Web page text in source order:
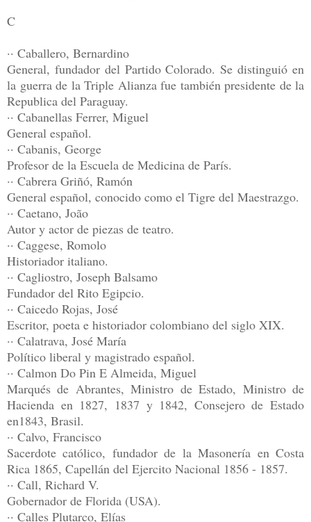
C
·· Caballero, Bernardino
General, fundador del Partido Colorado. Se distinguió en
la guerra de la Triple Alianza fue también presidente de la
Republica del Paraguay.
·· Cabanellas Ferrer, Miguel
General español.
·· Cabanis, George
Profesor de la Escuela de Medicina de París.
·· Cabrera Griñó, Ramón
General español, conocido como el Tigre del Maestrazgo.
·· Caetano, João
Autor y actor de piezas de teatro.
·· Caggese, Romolo
Historiador italiano.
·· Cagliostro, Joseph Balsamo
Fundador del Rito Egipcio.
·· Caicedo Rojas, José
Escritor, poeta e historiador colombiano del siglo XIX.
·· Calatrava, José María
Político liberal y magistrado español.
·· Calmon Do Pin E Almeida, Miguel
Marqués de Abrantes, Ministro de Estado, Ministro de
Hacienda en 1827, 1837 y 1842, Consejero de Estado
en1843, Brasil.
·· Calvo, Francisco
Sacerdote católico, fundador de la Masonería en Costa
Rica 1865, Capellán del Ejercito Nacional 1856 - 1857.
·· Call, Richard V.
Gobernador de Florida (USA).
·· Calles Plutarco, Elías